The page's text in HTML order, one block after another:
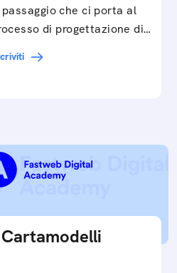
che ci porta al
di progettazione di